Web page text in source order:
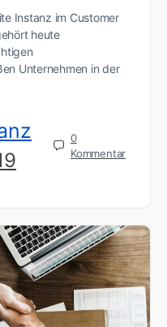
Instanz im Customer
heute
Unternehmen in der
0
Kommentar